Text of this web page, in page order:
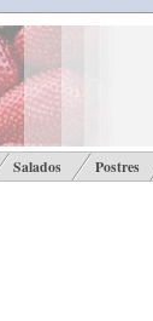
Salados Postres